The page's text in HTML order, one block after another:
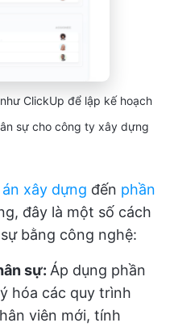
ClickUp để lập kế hoạch
sự cho công ty xây dựng
xây dựng đến phần
đây là một số cách
bằng công nghệ:
sự: Áp dụng phần
hóa các quy trình
viên mới, tính